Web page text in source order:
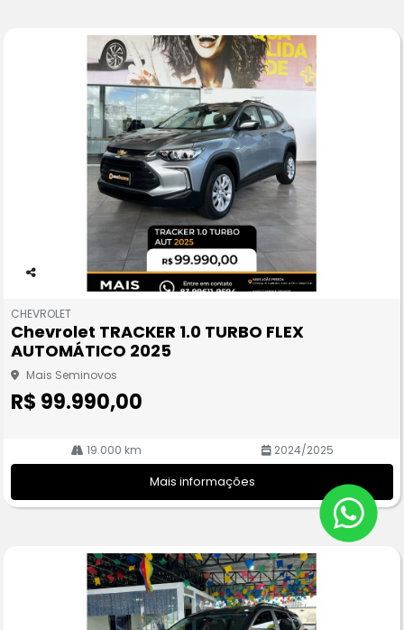
pa
rtil
he
CHEVROLET
Chevrolet TRACKER 1.0 TURBO FLEX
AUTOMÁTICO 2025
Mais Seminovos
R$ 99.990,00
19.000 km 2024/2025
Mais informações